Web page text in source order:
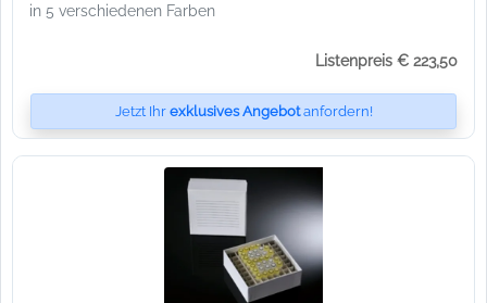
in 5 verschiedenen Farben
Listenpreis € 223,50
Jetzt Ihr exklusives Angebotanfordern!